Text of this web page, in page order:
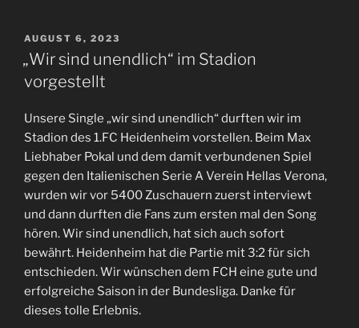
VERÖFFENTLICHT
AM
AUGUST 6, 2023
„Wir sind unendlich“ im Stadion
vorgestellt
Unsere Single „wir sind unendlich“ durften wir im
Stadion des 1.FC Heidenheim vorstellen. Beim Max
Liebhaber Pokal und dem damit verbundenen Spiel
gegen den Italienischen Serie A Verein Hellas Verona,
wurden wir vor 5400 Zuschauern zuerst interviewt
und dann durften die Fans zum ersten mal den Song
hören. Wir sind unendlich, hat sich auch sofort
bewährt. Heidenheim hat die Partie mit 3:2 für sich
entschieden. Wir wünschen dem FCH eine gute und
erfolgreiche Saison in der Bundesliga. Danke für
dieses tolle Erlebnis.